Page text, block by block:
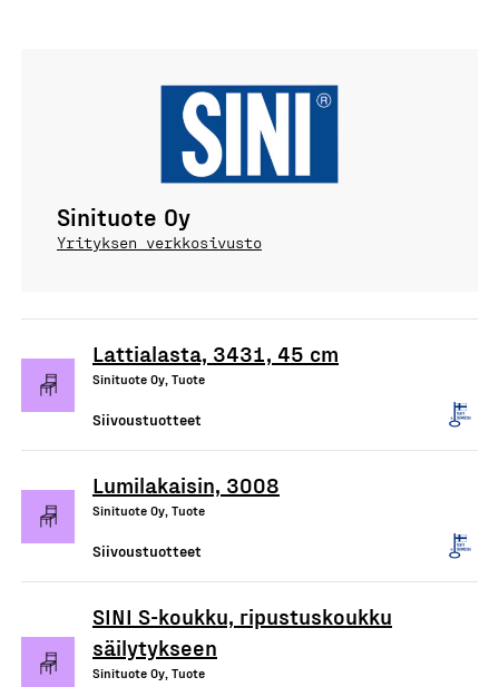
Sinituote Oy
Yrityksen verkkosivusto
Lattialasta, 3431, 45 cm
Sinituote Oy, Tuote
Siivoustuotteet
Lumilakaisin, 3008
Sinituote Oy, Tuote
Siivoustuotteet
SINI S-koukku, ripustuskoukku
säilytykseen
Sinituote Oy, Tuote